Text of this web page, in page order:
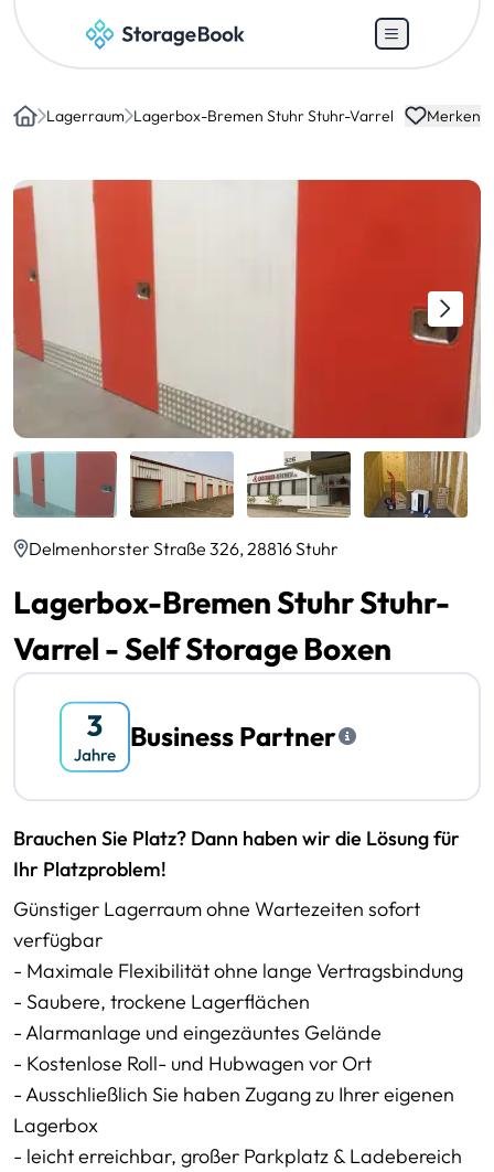
Lagerraum Lagerbox-Bremen Stuhr Stuhr-Varrel Merken
Delmenhorster Straße 326, 28816 Stuhr
Lagerbox-Bremen Stuhr Stuhr-
Varrel - Self Storage Boxen
Business Partner
Brauchen Sie Platz? Dann haben wir die Lösung für
Ihr Platzproblem!
Günstiger Lagerraum ohne Wartezeiten sofort
verfügbar
- Maximale Flexibilität ohne lange Vertragsbindung
- Saubere, trockene Lagerflächen
- Alarmanlage und eingezäuntes Gelände
- Kostenlose Roll- und Hubwagen vor Ort
- Ausschließlich Sie haben Zugang zu Ihrer eigenen
Lagerbox
- leicht erreichbar, großer Parkplatz & Ladebereich